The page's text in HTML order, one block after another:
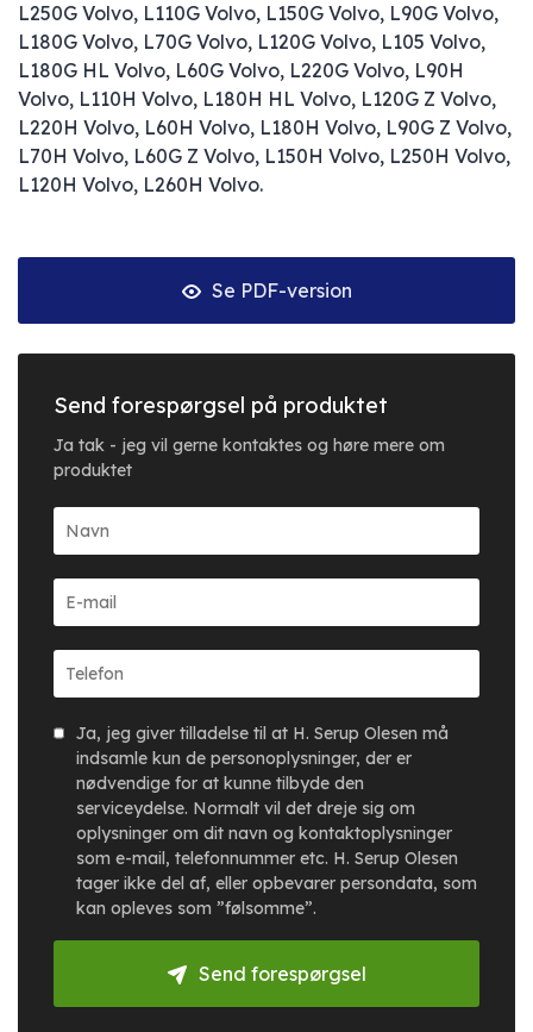
L250G Volvo, L110G Volvo, L150G Volvo, L90G Volvo,
L180G Volvo, L70G Volvo, L120G Volvo, L105 Volvo,
L180G HL Volvo, L60G Volvo, L220G Volvo, L90H
Volvo, L110H Volvo, L180H HL Volvo, L120G Z Volvo,
L220H Volvo, L60H Volvo, L180H Volvo, L90G Z Volvo,
L70H Volvo, L60G Z Volvo, L150H Volvo, L250H Volvo,
L120H Volvo, L260H Volvo.
Se PDF-version
Send forespørgsel på produktet
Ja tak - jeg vil gerne kontaktes og høre mere om
produktet
Ja, jeg giver tilladelse til at H. Serup Olesen må
indsamle kun de personoplysninger, der er
nødvendige for at kunne tilbyde den
serviceydelse. Normalt vil det dreje sig om
oplysninger om dit navn og kontaktoplysninger
som e-mail, telefonnummer etc. H. Serup Olesen
tager ikke del af, eller opbevarer persondata, som
kan opleves som ”følsomme”.
Send forespørgsel